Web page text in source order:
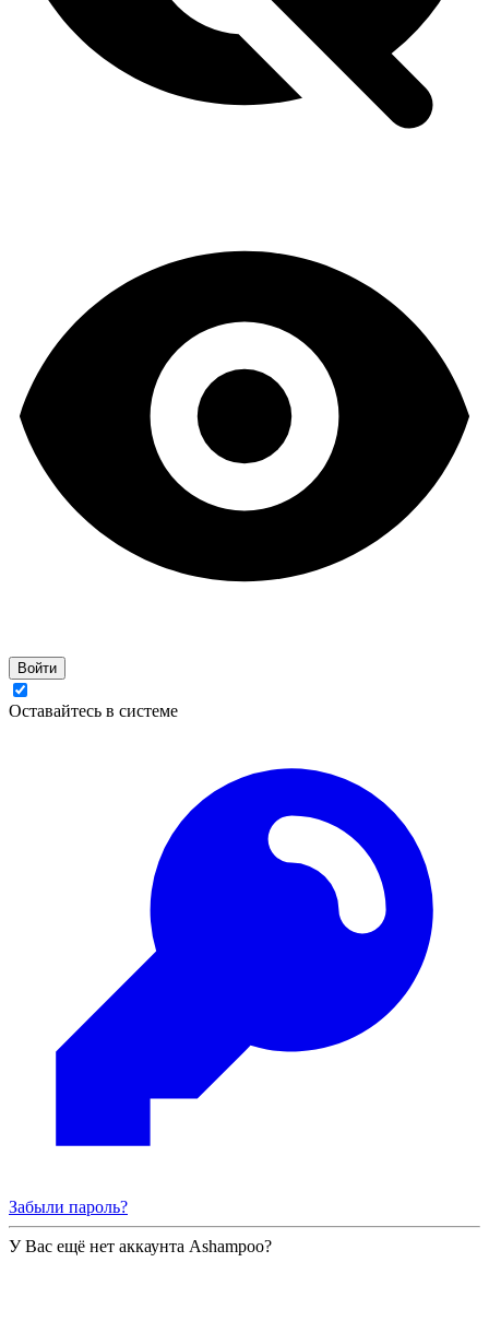
Войти
Оставайтесь в системе
Забыли пароль?
У Вас ещё нет аккаунта Ashampoo?